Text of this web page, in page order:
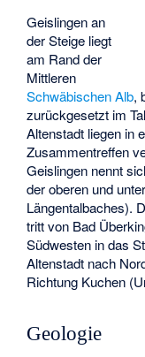
Geislingen an
der Steige liegt
am Rand der
Mittleren
Schwäbischen Alb,
zurückgesetzt im
Altenstadt liegen in
Zusammentreffen
Geislingen nennt
der oberen und
Längentalbaches).
tritt von Bad
Südwesten in das
Altenstadt nach
Richtung Kuchen
Geologie